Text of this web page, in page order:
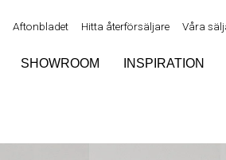
Aftonbladet Hitta återförsäljare Våra
SHOWROOM INSPIRATION